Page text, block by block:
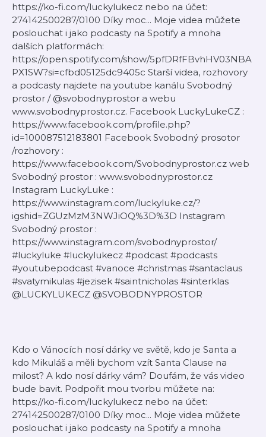
https://ko-fi.com/luckylukecz nebo na účet:
274142500287/0100 Díky moc... Moje videa můžete
poslouchat i jako podcasty na Spotify a mnoha
dalších platformách:
https://open.spotify.com/show/5pfDRfFBvhHV03NBA
PX1SW?si=cfbd05125dc9405c Starší videa, rozhovory
a podcasty najdete na youtube kanálu Svobodný
prostor / @svobodnyprostor a webu
www.svobodnyprostor.cz. Facebook LuckyLukeCZ :
https://www.facebook.com/profile.php?
id=100087512183801 Facebook Svobodný prosotor
/rozhovory :
https://www.facebook.com/Svobodnyprostor.cz web
Svobodný prostor : www.svobodnyprostor.cz
Instagram LuckyLuke :
https://www.instagram.com/luckyluke.cz/?
igshid=ZGUzMzM3NWJiOQ%3D%3D Instagram
Svobodný prostor :
https://www.instagram.com/svobodnyprostor/
#luckyluke #luckylukecz #podcast #podcasts
#youtubepodcast #vanoce #christmas #santaclaus
#svatymikulas #jezisek #saintnicholas #sinterklas
@LUCKYLUKECZ @SVOBODNYPROSTOR ​
Kdo o Vánocích nosí dárky ve světě, kdo je Santa a
kdo Mikuláš a měli bychom vzít Santa Clause na
milost? A kdo nosí dárky vám? Doufám, že vás video
bude bavit. Podpořit mou tvorbu můžete na:
https://ko-fi.com/luckylukecz nebo na účet:
274142500287/0100 Díky moc... Moje videa můžete
poslouchat i jako podcasty na Spotify a mnoha